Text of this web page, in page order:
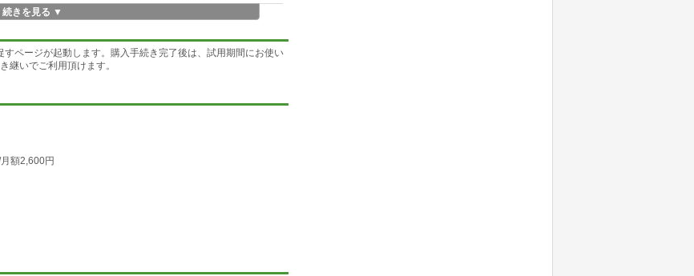
きを見る ▼
ページが起動します。購入手続き完了後は、試用期間にお使い
継いでご利用頂けます。
額2,600円